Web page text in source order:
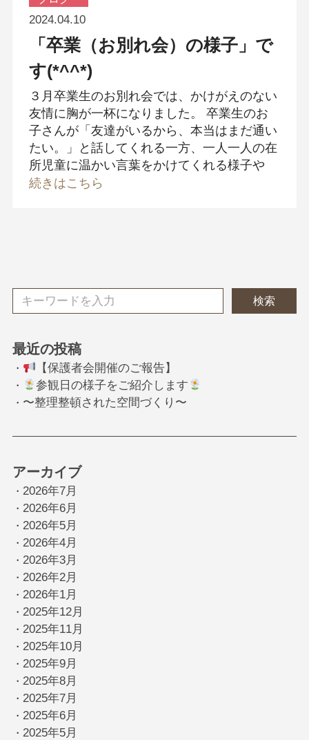
2024.04.10
「卒業（お別れ会）の様子」で
す(*^^*)
３月卒業生のお別れ会では、かけがえのない
友情に胸が一杯になりました。 卒業生のお
子さんが「友達がいるから、本当はまだ通い
たい。」と話してくれる一方、一人一人の在
所児童に温かい言葉をかけてくれる様子や
続きはこちら
検索
最近の投稿
・ 【保護者会開催のご報告】
・ 参観日の様子をご紹介します
・ 〜整理整頓された空間づくり〜
アーカイブ
・ 2026年7月
・ 2026年6月
・ 2026年5月
・ 2026年4月
・ 2026年3月
・ 2026年2月
・ 2026年1月
・ 2025年12月
・ 2025年11月
・ 2025年10月
・ 2025年9月
・ 2025年8月
・ 2025年7月
・ 2025年6月
・ 2025年5月